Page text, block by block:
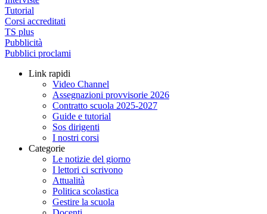
Tutorial
Corsi accreditati
TS plus
Pubblicità
Pubblici proclami
Link rapidi
Video Channel
Assegnazioni provvisorie 2026
Contratto scuola 2025-2027
Guide e tutorial
Sos dirigenti
I nostri corsi
Categorie
Le notizie del giorno
I lettori ci scrivono
Attualità
Politica scolastica
Gestire la scuola